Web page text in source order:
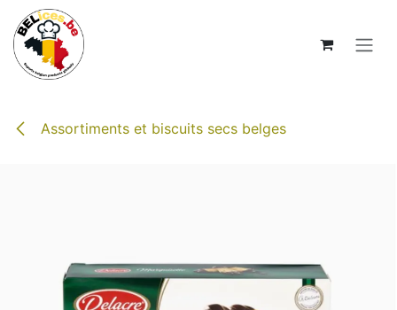
Se rendre au contenu
Assortiments et biscuits secs belges